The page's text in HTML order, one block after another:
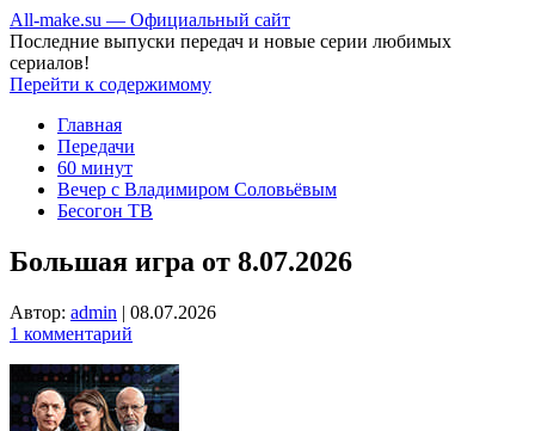
All-make.su — Официальный сайт
Последние выпуски передач и новые серии любимых
сериалов!
Перейти к содержимому
Главная
Передачи
60 минут
Вечер с Владимиром Соловьёвым
Бесогон ТВ
Большая игра от 8.07.2026
Автор: admin | 08.07.2026
1 комментарий